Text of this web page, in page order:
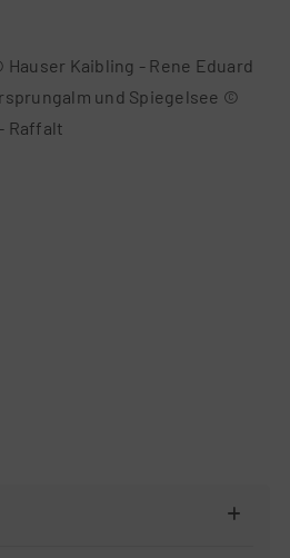
Kaibling - Rene Eduard
und Spiegelsee ©
Raffalt